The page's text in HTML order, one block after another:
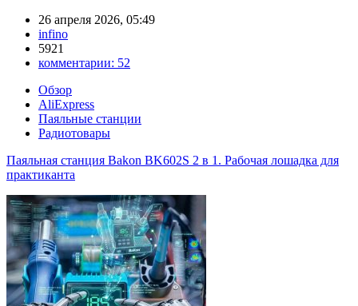
26 апреля 2026, 05:49
infino
5921
комментарии: 52
Обзор
AliExpress
Паяльные станции
Радиотовары
Паяльная станция Bakon BK602S 2 в 1. Рабочая лошадка для
практиканта